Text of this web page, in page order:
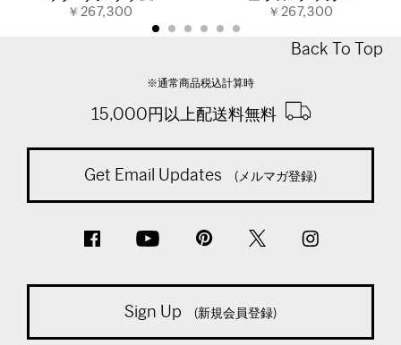
￥267,300 ￥267,300
Back To Top
※通常商品税込計算時
15,000円以上配送料無料
Get Email Updates (メルマガ登録)
Sign Up (新規会員登録)